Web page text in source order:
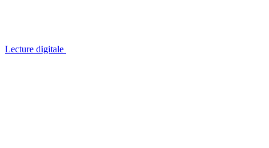
Lecture digitale